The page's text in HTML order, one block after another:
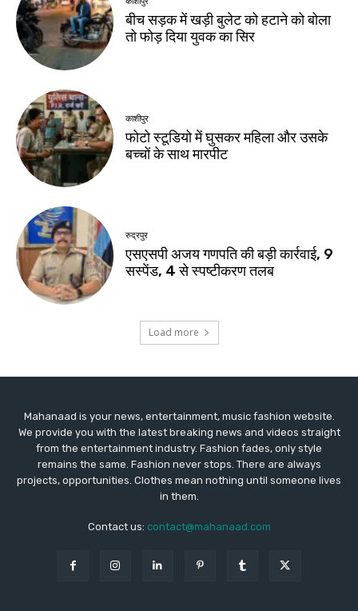
Mahanaad is your news, entertainment, music fashion website.
We provide you with the latest breaking news and videos straight
from the entertainment industry. Fashion fades, only style
remains the same. Fashion never stops. There are always
projects, opportunities. Clothes mean nothing until someone lives
in them.
Contact us: contact@mahanaad.com